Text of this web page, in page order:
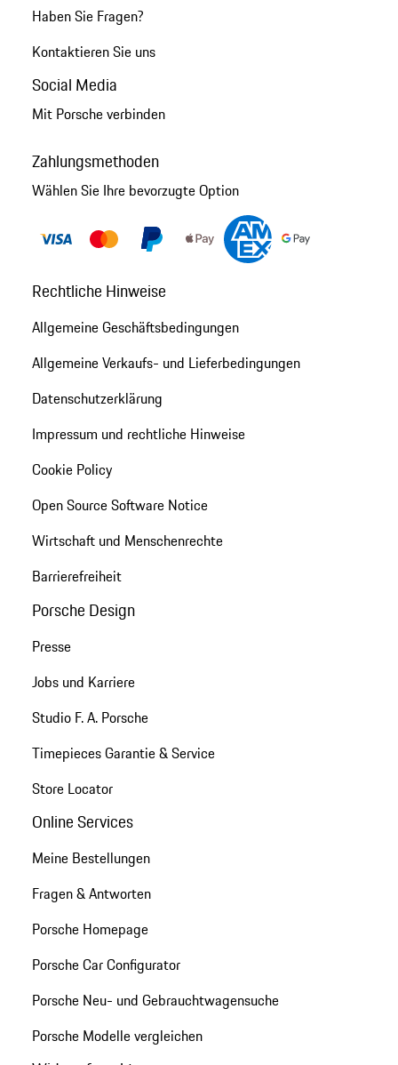
Haben Sie Fragen?
Kontaktieren Sie uns
Social Media
Mit Porsche verbinden
Zahlungsmethoden
Wählen Sie Ihre bevorzugte Option
Rechtliche Hinweise
Allgemeine Geschäftsbedingungen
Allgemeine Verkaufs- und Lieferbedingungen
Datenschutzerklärung
Impressum und rechtliche Hinweise
Cookie Policy
Open Source Software Notice
Wirtschaft und Menschenrechte
Barrierefreiheit
Porsche Design
Presse
Jobs und Karriere
Studio F. A. Porsche
Timepieces Garantie & Service
Store Locator
Online Services
Meine Bestellungen
Fragen & Antworten
Porsche Homepage
Porsche Car Configurator
Porsche Neu- und Gebrauchtwagensuche
Porsche Modelle vergleichen